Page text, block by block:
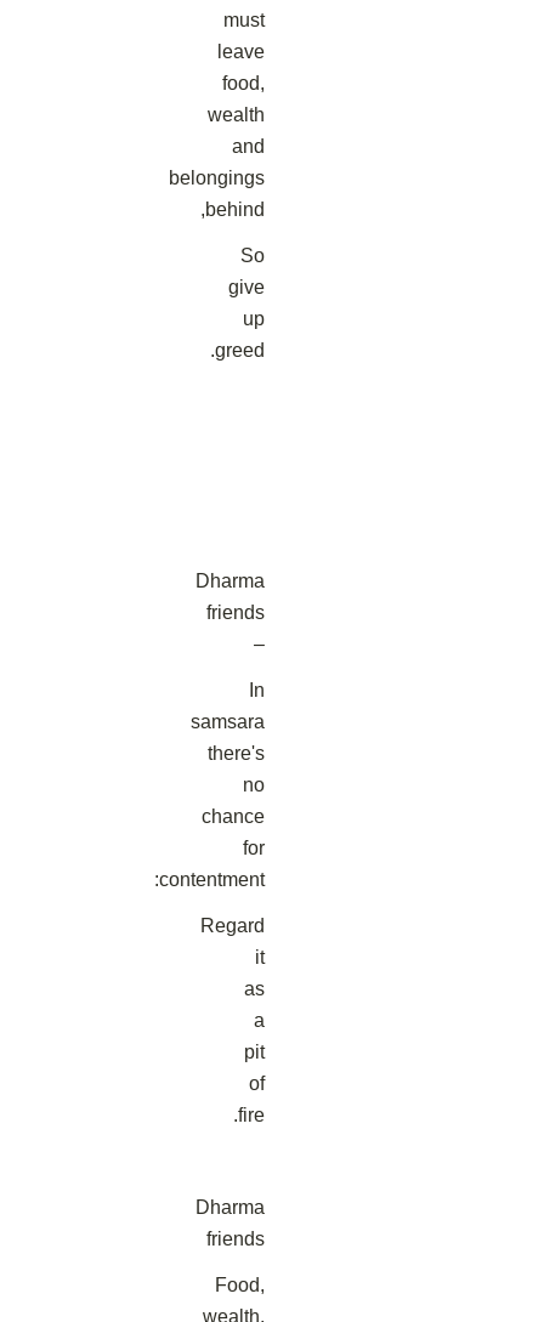
must
leave
food,
wealth
and
belongings
behind,
So
give
up
greed.
Dharma
friends
–
In
samsara
there's
no
chance
for
contentment:
Regard
it
as
a
pit
of
fire.
Dharma
friends
Food,
wealth,